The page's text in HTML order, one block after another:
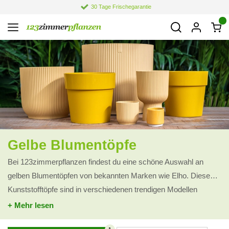
30 Tage Frischegarantie
Gelbe Blumentöpfe
Bei 123zimmerpflanzen findest du eine schöne Auswahl an
gelben Blumentöpfen von bekannten Marken wie Elho. Diese
Kunststofftöpfe sind in verschiedenen trendigen Modellen
erhältlich und eignen sich perfekt, um deine Pflanzen stilvoll in
+ Mehr lesen